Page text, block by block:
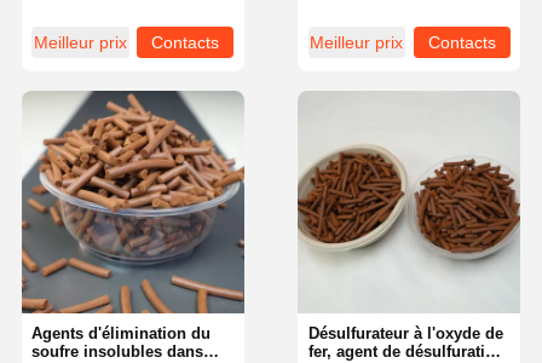
Aperçu Produits
Nous
Meilleur prix Contacts
Meilleur prix Contacts
Désulfurateur à l'oxyde de
fer, agent de désulfuration
Agents d'élimination du
soufre insolubles dans